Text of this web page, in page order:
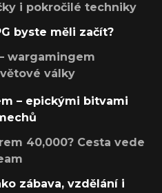
i pokročilé techniky
byste měli začít?
wargamingem
války
– epickými bitvami
40,000? Cesta vede
zábava, vzdělání i